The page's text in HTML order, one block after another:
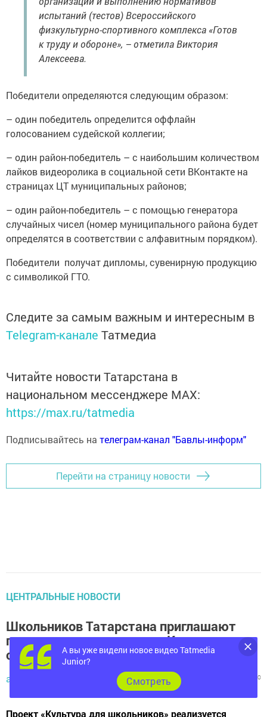
испытаний (тестов) Всероссийского
физкультурно-спортивного комплекса «Готов
к труду и обороне», – отметила Виктория
Алексеева.
Победители определяются следующим образом:
– один победитель определится оффлайн
голосованием судейской коллегии;
– один район-победитель – с наибольшим количеством
лайков видеоролика в социальной сети ВКонтакте на
страницах ЦТ муниципальных районов;
– один район-победитель – с помощью генератора
случайных чисел (номер муниципального района будет
определятся в соответствии с алфавитным порядком).
Победители получат дипломы, сувенирную продукцию
с символикой ГТО.
Следите за самым важным и интересным в
Telegram-канале Татмедиа
Читайте новости Татарстана в
национальном мессенджере MАХ:
https://max.ru/tatmedia
Подписывайтесь на телеграм-канал "Бавлы-информ"
Перейти на страницу новости
ЦЕНТРАЛЬНЫЕ НОВОСТИ
Школьников Татарстана приглашают
принять участие в акции «Культурная
суббота»
admin, 9 июля 2024 - 08:38 0
Проект «Культура для школьников» реализуется
А вы уже видели новое видео Tatmedia
Junior?
Cмотреть